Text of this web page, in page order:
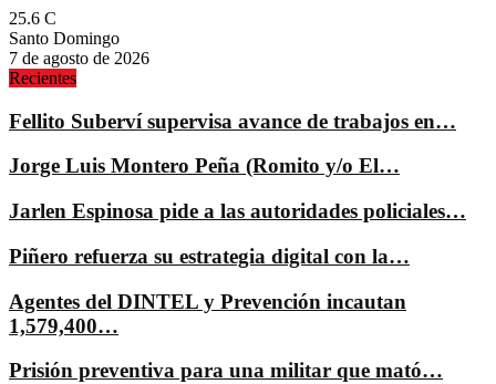
25.6 C
Santo Domingo
7 de agosto de 2026
Recientes
Fellito Suberví supervisa avance de trabajos en…
Jorge Luis Montero Peña (Romito y/o El…
Jarlen Espinosa pide a las autoridades policiales…
Piñero refuerza su estrategia digital con la…
Agentes del DINTEL y Prevención incautan
1,579,400…
Prisión preventiva para una militar que mató…